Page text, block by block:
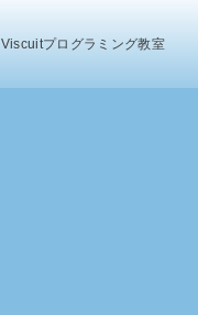
Viscuitプログラミング教室